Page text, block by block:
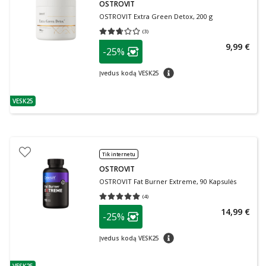
patarimas
VESK25
OSTROVIT
OSTROVIT Extra Green Detox, 200 g
(3)
Vidutinis įvertinimas 2.67
patarimas
Lojalumo klubo narių nuolaida
-25%
Įvedus kodą VESK25 patarimas
9,99 €
Tik internetu
OSTROVIT
OSTROVIT Fat Burner Extreme, 90 Kapsulės
(4)
Vidutinis įvertinimas 5.00
patarimas
Lojalumo klubo narių nuolaida
-25%
Įvedus kodą VESK25 patarimas
14,99 €